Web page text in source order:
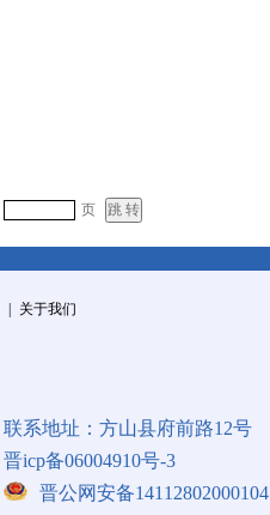
页
关于我们
联系地址：方山县府前路12号
晋icp备06004910号-3
晋公网安备14112802000104